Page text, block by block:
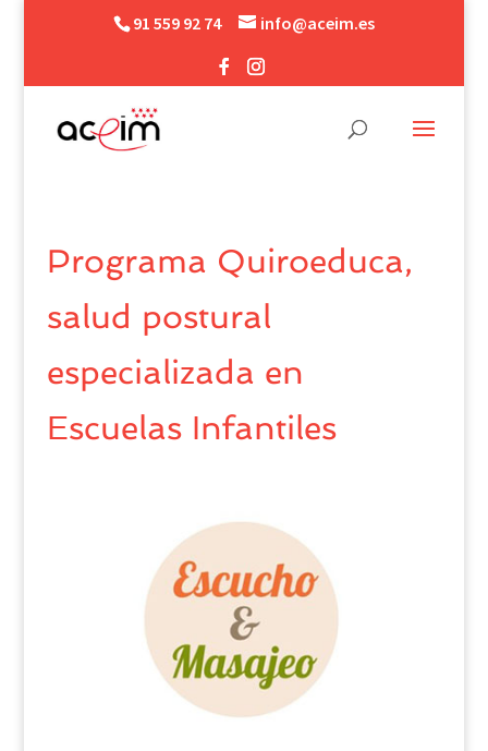
91 559 92 74 info@aceim.es
Programa Quiroeduca,
salud postural
especializada en
Escuelas Infantiles